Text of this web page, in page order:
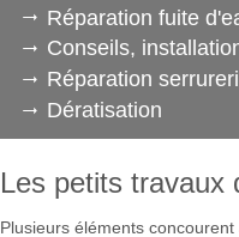
Réparation fuite
Conseils,
Réparation
Dératisation
Les petits travaux
Plusieurs éléments